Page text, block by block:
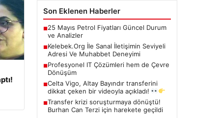
Son Eklenen Haberler
■25 Mayıs Petrol Fiyatları Güncel Durum
ve Analizler
■Kelebek.Org İle Sanal İletişimin Seviyeli
Adresi Ve Muhabbet Deneyimi
■Profesyonel IT Çözümleri hem de Çevre
Dönüşüm
■Celta Vigo, Altay Bayındır transferini
dikkat çeken bir videoyla açıkladı!
■Transfer krizi soruşturmaya dönüştü!
Burhan Can Terzi için harekete geçildi